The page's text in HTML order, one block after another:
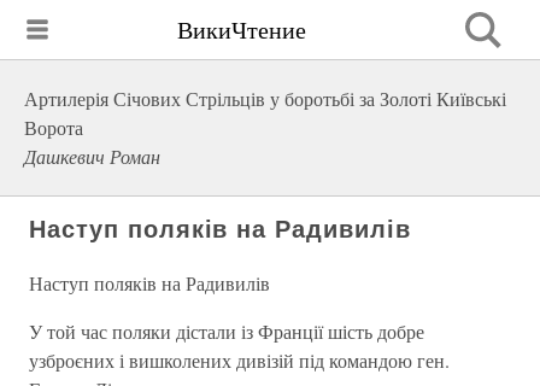
ВикиЧтение
Артилерія Січових Стрільців у боротьбі за Золоті Київські
Ворота
Дашкевич Роман
Наступ поляків на Радивилів
Наступ поляків на Радивилів
У той час поляки дістали із Франції шість добре
узброєних і вишколених дивізій під командою ген.